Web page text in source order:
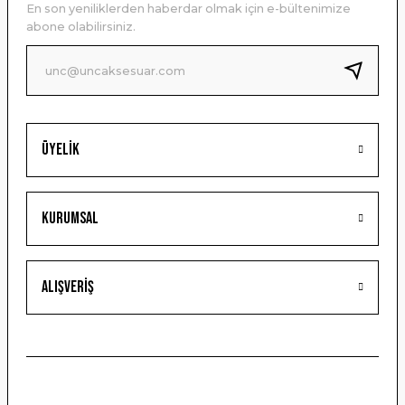
Ürün bilgilerinde hatalar bulunuyor.
Ürün fiyatı diğer sitelerden daha pahalı.
Bu ürüne benzer farklı alternatifler olmalı.
Gönder
Üyelik
Kurumsal
Alışveriş
En son yeniliklerden haberdar olmak için e-bültenimize
abone olabilirsiniz.